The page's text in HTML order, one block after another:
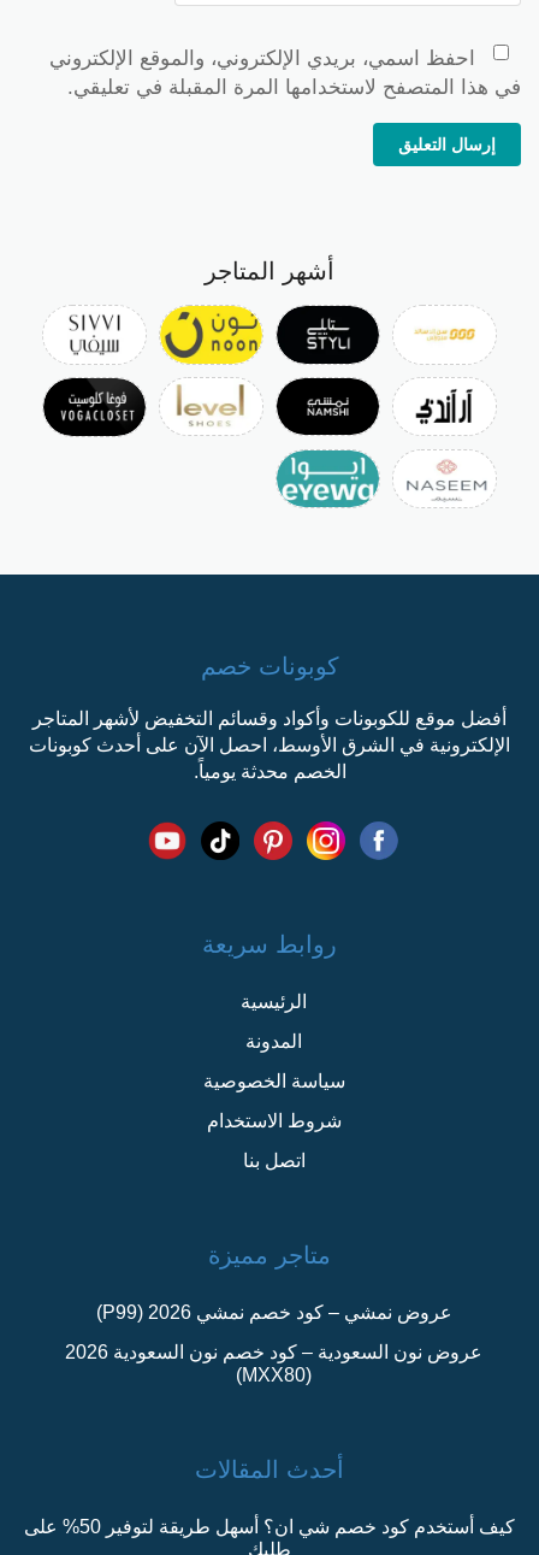
احفظ اسمي، بريدي الإلكتروني، والموقع الإلكتروني
في هذا المتصفح لاستخدامها المرة المقبلة في تعليقي.
إرسال التعليق
أشهر المتاجر
كوبونات خصم
أفضل موقع للكوبونات وأكواد وقسائم التخفيض لأشهر المتاجر
الإلكترونية في الشرق الأوسط، احصل الآن على أحدث كوبونات
الخصم محدثة يومياً.
روابط سريعة
الرئيسية
المدونة
سياسة الخصوصية
شروط الاستخدام
اتصل بنا
متاجر مميزة
عروض نمشي – كود خصم نمشي 2026 (P99)
عروض نون السعودية – كود خصم نون السعودية 2026
(MXX80)
أحدث المقالات
كيف أستخدم كود خصم شي ان؟ أسهل طريقة لتوفير 50% على
طلبك